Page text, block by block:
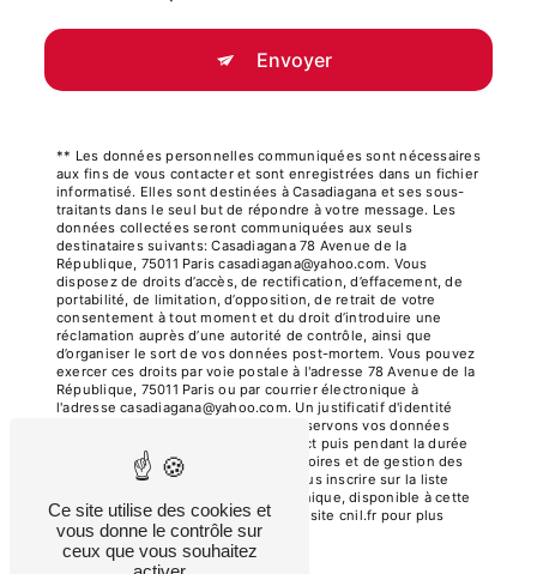
Envoyer
** Les données personnelles communiquées sont nécessaires
aux fins de vous contacter et sont enregistrées dans un fichier
informatisé. Elles sont destinées à Casadiagana et ses sous-
traitants dans le seul but de répondre à votre message. Les
données collectées seront communiquées aux seuls
destinataires suivants: Casadiagana 78 Avenue de la
République, 75011 Paris casadiagana@yahoo.com. Vous
disposez de droits d’accès, de rectification, d’effacement, de
portabilité, de limitation, d’opposition, de retrait de votre
consentement à tout moment et du droit d’introduire une
réclamation auprès d’une autorité de contrôle, ainsi que
d’organiser le sort de vos données post-mortem. Vous pouvez
exercer ces droits par voie postale à l'adresse 78 Avenue de la
République, 75011 Paris ou par courrier électronique à
l'adresse casadiagana@yahoo.com. Un justificatif d'identité
pourra vous être demandé. Nous conservons vos données
pendant la période de prise de contact puis pendant la durée
de prescription légale aux fins probatoires et de gestion des
contentieux. Vous avez le droit de vous inscrire sur la liste
d'opposition au démarchage téléphonique, disponible à cette
adresse: Bloctel.gouv.fr. Consultez le site cnil.fr pour plus
d’informations sur vos droits.
Ce site utilise des cookies et
vous donne le contrôle sur
ceux que vous souhaitez